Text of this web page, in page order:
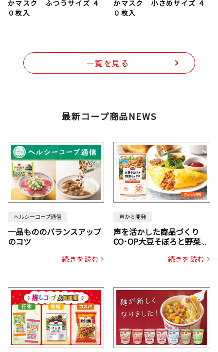
かマスク ふつうサイズ ４
０枚入
かマスク 小さめサイズ ４
０枚入
一覧を見る
最新コープ商品NEWS
ヘルシーコープ通信
一品もののバランスアップ
のコツ
続きを読む
声から開発
声を活かした商品づくり
CO･OP大豆そぼろと野菜ミ
じん・コーン入り）続きを読む